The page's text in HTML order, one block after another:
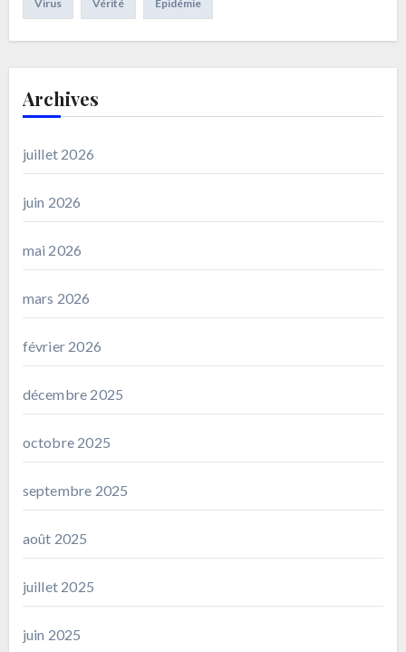
Virus Vérité Épidémie
Archives
juillet 2026
juin 2026
mai 2026
mars 2026
février 2026
décembre 2025
octobre 2025
septembre 2025
août 2025
juillet 2025
juin 2025